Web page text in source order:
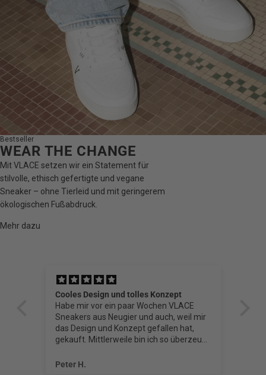
Bestseller
WEAR THE CHANGE
Mit VLACE setzen wir ein Statement für
stilvolle, ethisch gefertigte und vegane
Sneaker – ohne Tierleid und mit geringerem
ökologischen Fußabdruck.
Mehr dazu
Cooles Design und tolles Konzept
Habe mir vor ein paar Wochen VLACE
Sneakers aus Neugier und auch, weil mir
das Design und Konzept gefallen hat,
gekauft. Mittlerweile bin ich so überzeugt,
habe.
Peter H.